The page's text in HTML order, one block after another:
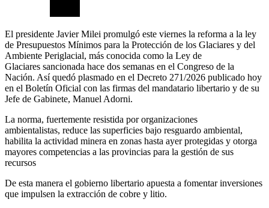
El presidente Javier Milei promulgó este viernes la reforma a la ley
de Presupuestos Mínimos para la Protección de los Glaciares y del
Ambiente Periglacial, más conocida como la Ley de
Glaciares sancionada hace dos semanas en el Congreso de la
Nación. Así quedó plasmado en el Decreto 271/2026 publicado hoy
en el Boletín Oficial con las firmas del mandatario libertario y de su
Jefe de Gabinete, Manuel Adorni.
La norma, fuertemente resistida por organizaciones
ambientalistas, reduce las superficies bajo resguardo ambiental,
habilita la actividad minera en zonas hasta ayer protegidas y otorga
mayores competencias a las provincias para la gestión de sus
recursos
De esta manera el gobierno libertario apuesta a fomentar inversiones
que impulsen la extracción de cobre y litio.